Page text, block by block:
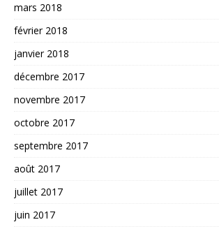
mars 2018
février 2018
janvier 2018
décembre 2017
novembre 2017
octobre 2017
septembre 2017
août 2017
juillet 2017
juin 2017